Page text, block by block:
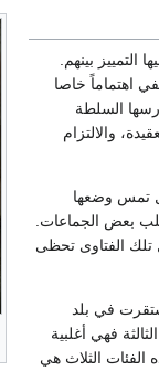
بينهم.
اهتماماً خاصا
السلطة
والالتزام
تمس وضعها
بعض الجماعات.
تلك الفتاوى تحظى
في بلد
فهي أغلبية
الثلاث هي